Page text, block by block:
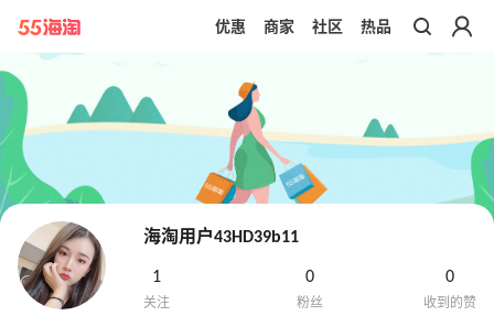
带你去官网买正品
优惠 商家 社区 热品
海淘用户43HD39b11
1 0 0